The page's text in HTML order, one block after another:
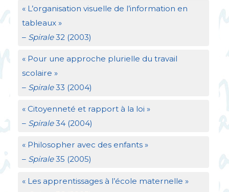
« L’organisation visuelle de l’information en
tableaux »
– Spirale32 (2003)
« Pour une approche plurielle du travail
scolaire »
– Spirale33 (2004)
« Citoyenneté et rapport à la loi »
– Spirale34 (2004)
« Philosopher avec des enfants »
– Spirale35 (2005)
« Les apprentissages à l’école maternelle »